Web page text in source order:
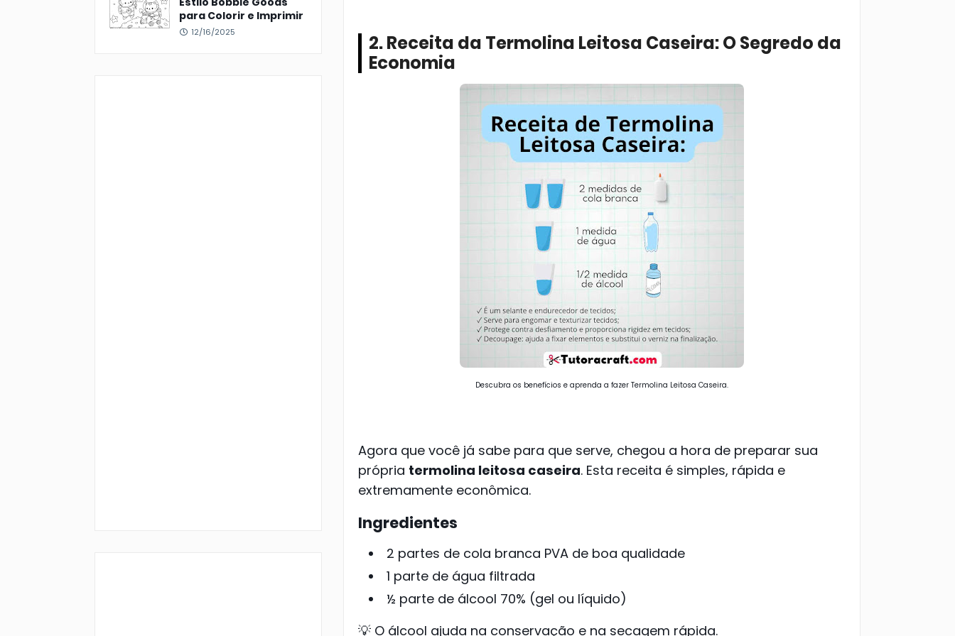
2. Receita da Termolina Leitosa Caseira: O Segredo da
Economia
Descubra os benefícios e aprenda a fazer Termolina Leitosa Caseira.
Agora que você já sabe para que serve, chegou a hora de preparar sua
própria termolina leitosa caseira. Esta receita é simples, rápida e
extremamente econômica.
Ingredientes
2 partes de cola branca PVA de boa qualidade
1 parte de água filtrada
½ parte de álcool 70% (gel ou líquido)
💡 O álcool ajuda na conservação e na secagem rápida.
para Colorir e Imprimir
12/16/2025